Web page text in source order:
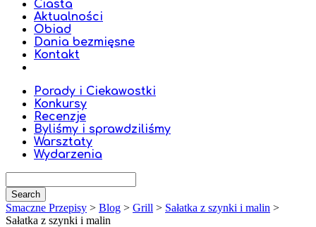
Ciasta
Aktualności
Obiad
Dania bezmięsne
Kontakt
Porady i Ciekawostki
Konkursy
Recenzje
Byliśmy i sprawdziliśmy
Warsztaty
Wydarzenia
Smaczne Przepisy > Blog > Grill > Sałatka z szynki i malin >
Sałatka z szynki i malin